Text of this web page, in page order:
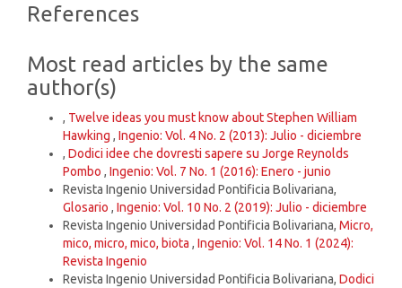
Article
References
Most read articles by the same
author(s)
, Twelve ideas you must know about Stephen William
Hawking , Ingenio: Vol. 4 No. 2 (2013): Julio - diciembre
, Dodici idee che dovresti sapere su Jorge Reynolds
Pombo , Ingenio: Vol. 7 No. 1 (2016): Enero - junio
Revista Ingenio Universidad Pontificia Bolivariana,
Glosario , Ingenio: Vol. 10 No. 2 (2019): Julio - diciembre
Revista Ingenio Universidad Pontificia Bolivariana, Micro,
mico, micro, mico, biota , Ingenio: Vol. 14 No. 1 (2024):
Revista Ingenio
Revista Ingenio Universidad Pontificia Bolivariana, Dodici